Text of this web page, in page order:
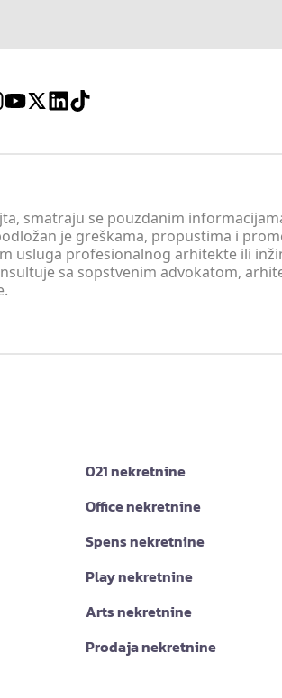
smatraju se pouzdanim
je greškama, propustima i
usluga profesionalnog arhitekte ili
sa sopstvenim advokatom,
021 nekretnine
Office nekretnine
Spens nekretnine
Play nekretnine
Arts nekretnine
Prodaja nekretnine